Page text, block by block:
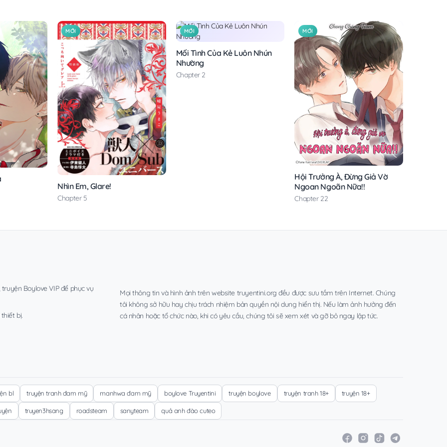
MỚI
Nhìn Em, Glare!
Chapter 5
MỚI
Mối Tình Của Kẻ Luôn Nhún
Nhường
Chapter 2
MỚI
Hội Trưởng À, Đừng Giả Vờ
Ngoan Ngoãn Nữa!!
Chapter 22
Boylove VIP để phục vụ
bị.
Mọi thông tin và hình ảnh trên website truyentini.org đều được sưu tầm trên Internet. Chúng
tôi không sở hữu hay chịu trách nhiệm bản quyền nội dung hiển thị. Nếu làm ảnh hưởng đến
cá nhân hoặc tổ chức nào, khi có yêu cầu, chúng tôi sẽ xem xét và gỡ bỏ ngay lập tức.
bl truyện tranh đam mỹ manhwa đam mỹ boylove Truyentini truyện boylove truyện tranh 18+ truyện 18+
truyen3hsang roadsteam sanyteam quả anh đào cuteo